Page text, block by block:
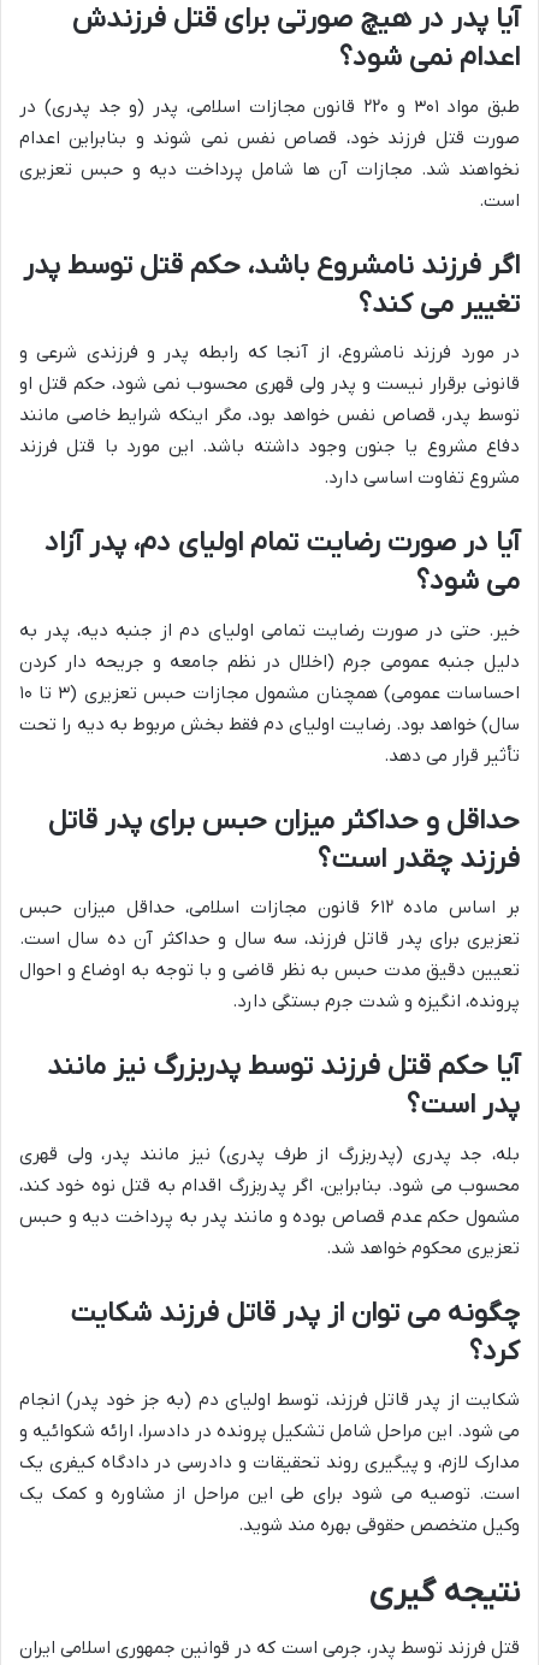
آیا پدر در هیچ صورتی برای قتل فرزندش
اعدام نمی شود؟
طبق مواد ۳۰۱ و ۲۲۰ قانون مجازات اسلامی، پدر (و جد پدری) در
صورت قتل فرزند خود، قصاص نفس نمی شوند و بنابراین اعدام
نخواهند شد. مجازات آن ها شامل پرداخت دیه و حبس تعزیری
است.
اگر فرزند نامشروع باشد، حکم قتل توسط پدر
تغییر می کند؟
در مورد فرزند نامشروع، از آنجا که رابطه پدر و فرزندی شرعی و
قانونی برقرار نیست و پدر ولی قهری محسوب نمی شود، حکم قتل او
توسط پدر، قصاص نفس خواهد بود، مگر اینکه شرایط خاصی مانند
دفاع مشروع یا جنون وجود داشته باشد. این مورد با قتل فرزند
مشروع تفاوت اساسی دارد.
آیا در صورت رضایت تمام اولیای دم، پدر آزاد
می شود؟
خیر. حتی در صورت رضایت تمامی اولیای دم از جنبه دیه، پدر به
دلیل جنبه عمومی جرم (اخلال در نظم جامعه و جریحه دار کردن
احساسات عمومی) همچنان مشمول مجازات حبس تعزیری (۳ تا ۱۰
سال) خواهد بود. رضایت اولیای دم فقط بخش مربوط به دیه را تحت
تأثیر قرار می دهد.
حداقل و حداکثر میزان حبس برای پدر قاتل
فرزند چقدر است؟
بر اساس ماده ۶۱۲ قانون مجازات اسلامی، حداقل میزان حبس
تعزیری برای پدر قاتل فرزند، سه سال و حداکثر آن ده سال است.
تعیین دقیق مدت حبس به نظر قاضی و با توجه به اوضاع و احوال
پرونده، انگیزه و شدت جرم بستگی دارد.
آیا حکم قتل فرزند توسط پدربزرگ نیز مانند
پدر است؟
بله، جد پدری (پدربزرگ از طرف پدری) نیز مانند پدر، ولی قهری
محسوب می شود. بنابراین، اگر پدربزرگ اقدام به قتل نوه خود کند،
مشمول حکم عدم قصاص بوده و مانند پدر به پرداخت دیه و حبس
تعزیری محکوم خواهد شد.
چگونه می توان از پدر قاتل فرزند شکایت
کرد؟
شکایت از پدر قاتل فرزند، توسط اولیای دم (به جز خود پدر) انجام
می شود. این مراحل شامل تشکیل پرونده در دادسرا، ارائه شکوائیه و
مدارک لازم، و پیگیری روند تحقیقات و دادرسی در دادگاه کیفری یک
است. توصیه می شود برای طی این مراحل از مشاوره و کمک یک
وکیل متخصص حقوقی بهره مند شوید.
نتیجه گیری
قتل فرزند توسط پدر، جرمی است که در قوانین جمهوری اسلامی ایران